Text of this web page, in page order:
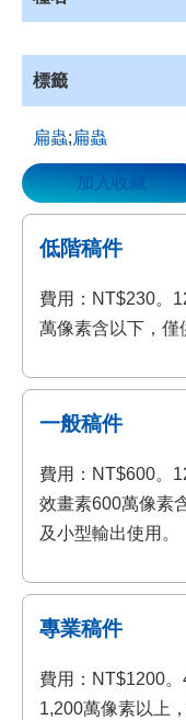
標籤
扁蟲;扁蟲
加入收藏
低階稿件
費用：NT$230。
萬像素含以下，僅
一般稿件
費用：NT$600。
效畫素600萬像素
及小型輸出使用。
專業稿件
費用：NT$1200
1,200萬像素以上